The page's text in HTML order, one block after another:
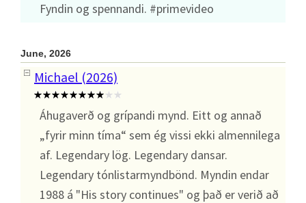
Fyndin og spennandi. #primevideo
June, 2026
Michael (2026)
Áhugaverð og grípandi mynd. Eitt og annað
„fyrir minn tíma“ sem ég vissi ekki almennilega
af. Legendary lög. Legendary dansar.
Legendary tónlistarmyndbönd. Myndin endar
1988 á "His story continues" og það er verið að